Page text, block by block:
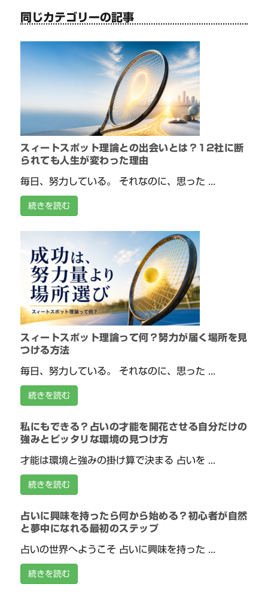
同じカテゴリーの記事
スィートスポット理論との出会いとは？12社に断
られても人生が変わった理由
毎日、努力している。 それなのに、思った ...
続きを読む
スィートスポット理論って何？努力が届く場所を見
つける方法
毎日、努力している。 それなのに、思った ...
続きを読む
私にもできる？占いの才能を開花させる自分だけの
強みとピッタリな環境の見つけ方
才能は環境と強みの掛け算で決まる 占いを ...
続きを読む
占いに興味を持ったら何から始める？初心者が自然
と夢中になれる最初のステップ
占いの世界へようこそ 占いに興味を持った ...
続きを読む